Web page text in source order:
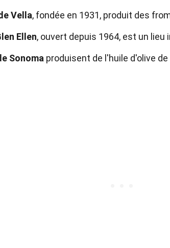
Vella, fondée en 1931, produit des
Ellen, ouvert depuis 1964, est un
Sonoma produisent de l'huile d'olive